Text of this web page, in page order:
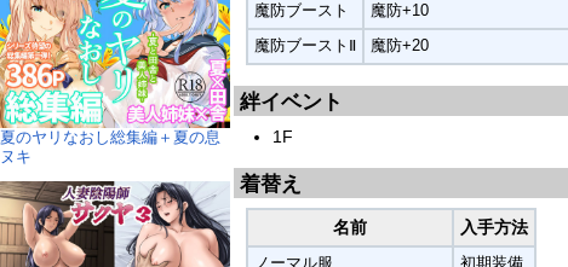
魔防ブースト
魔防+10
魔防ブーストⅡ
魔防+20
絆イベント
1F
着替え
名前 入手方法
ノーマル服
初期装備
夏のヤリなおし総集編＋夏の息
ヌキ